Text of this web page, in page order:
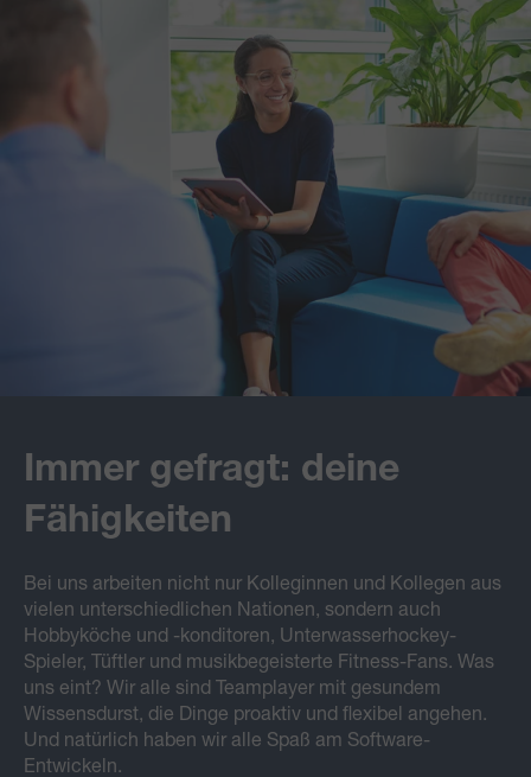
Immer gefragt: deine
Fähigkeiten
Bei uns arbeiten nicht nur Kolleginnen und Kollegen aus
vielen unterschiedlichen Nationen, sondern auch
Hobbyköche und -konditoren, Unterwasserhockey-
Spieler, Tüftler und musikbegeisterte Fitness-Fans. Was
uns eint? Wir alle sind Teamplayer mit gesundem
Wissensdurst, die Dinge proaktiv und flexibel angehen.
Und natürlich haben wir alle Spaß am Software-
Entwickeln.